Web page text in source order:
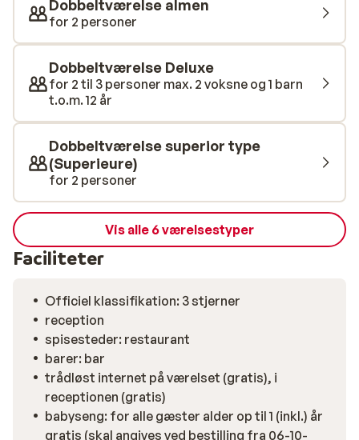
Dobbeltværelse almen
for 2 personer
Dobbeltværelse Deluxe
for 2 til 3 personer max. 2 voksne og 1 barn
t.o.m. 12 år
Dobbeltværelse superior type
(Superieure)
for 2 personer
Vis alle 6 værelsestyper
Faciliteter
Officiel klassifikation: 3 stjerner
reception
spisesteder: restaurant
barer: bar
trådløst internet på værelset (gratis), i
receptionen (gratis)
babyseng: for alle gæster alder op til 1 (inkl.) år
gratis (skal angives ved bestilling fra 06-10-